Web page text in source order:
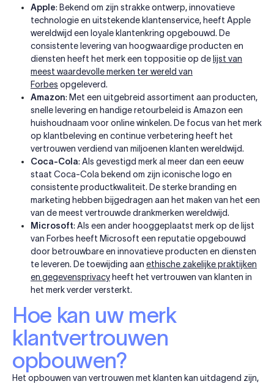
Apple: Bekend om zijn strakke ontwerp, innovatieve
technologie en uitstekende klantenservice, heeft Apple
wereldwijd een loyale klantenkring opgebouwd. De
consistente levering van hoogwaardige producten en
diensten heeft het merk een toppositie op de lijst van
meest waardevolle merken ter wereld van
Forbes opgeleverd.
Amazon: Met een uitgebreid assortiment aan producten,
snelle levering en handige retourbeleid is Amazon een
huishoudnaam voor online winkelen. De focus van het merk
op klantbeleving en continue verbetering heeft het
vertrouwen verdiend van miljoenen klanten wereldwijd.
Coca-Cola: Als gevestigd merk al meer dan een eeuw
staat Coca-Cola bekend om zijn iconische logo en
consistente productkwaliteit. De sterke branding en
marketing hebben bijgedragen aan het maken van het een
van de meest vertrouwde drankmerken wereldwijd.
Microsoft: Als een ander hooggeplaatst merk op de lijst
van Forbes heeft Microsoft een reputatie opgebouwd
door betrouwbare en innovatieve producten en diensten
te leveren. De toewijding aan ethische zakelijke praktijken
en gegevensprivacy heeft het vertrouwen van klanten in
het merk verder versterkt.
Hoe kan uw merk
klantvertrouwen
opbouwen?
Het opbouwen van vertrouwen met klanten kan uitdagend zijn,